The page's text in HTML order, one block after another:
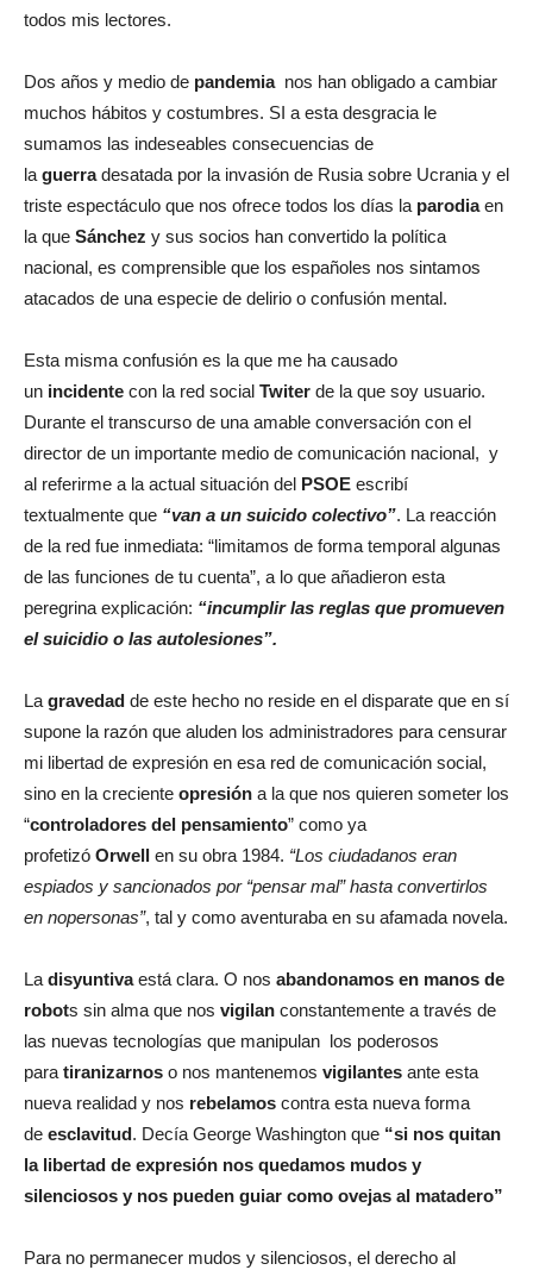
todos mis lectores.
Dos años y medio de pandemianos han obligado a cambiar
muchos hábitos y costumbres. SI a esta desgracia le
sumamos las indeseables consecuencias de
la guerradesatada por la invasión de Rusia sobre Ucrania y el
triste espectáculo que nos ofrece todos los días la parodiaen
la que Sánchez y sus socios han convertido la política
nacional, es comprensible que los españoles nos sintamos
atacados de una especie de delirio o confusión mental.
Esta misma confusión es la que me ha causado
un incidente con la red social Twiter de la que soy usuario.
Durante el transcurso de una amable conversación con el
director de un importante medio de comunicación nacional, y
al referirme a la actual situación del PSOE escribí
textualmente que “van a un suicido colectivo”. La reacción
de la red fue inmediata: “limitamos de forma temporal algunas
de las funciones de tu cuenta”, a lo que añadieron esta
peregrina explicación: “incumplir las reglas que promueven
el suicidio o las autolesiones”.
La gravedad de este hecho no reside en el disparate que en sí
supone la razón que aluden los administradores para censurar
mi libertad de expresión en esa red de comunicación social,
sino en la creciente opresión a la que nos quieren someter los
“controladores del pensamiento” como ya
profetizó Orwell en su obra 1984. “Los ciudadanos eran
espiados y sancionados por “pensar mal” hasta convertirlos
en nopersonas”, tal y como aventuraba en su afamada novela.
La disyuntivaestá clara. O nos abandonamos en manos de
robots sin alma que nos vigilan constantemente a través de
las nuevas tecnologías que manipulan los poderosos
para tiranizarnos o nos mantenemos vigilantes ante esta
nueva realidad y nos rebelamos contra esta nueva forma
de esclavitud. Decía George Washington que “si nos quitan
la libertad de expresión nos quedamos mudos y
silenciosos y nos pueden guiar como ovejas al matadero”
Para no permanecer mudos y silenciosos, el derecho al